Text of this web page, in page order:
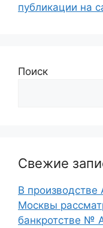
публикации на
Поиск
Свежие
В производстве
Москвы
банкротстве №